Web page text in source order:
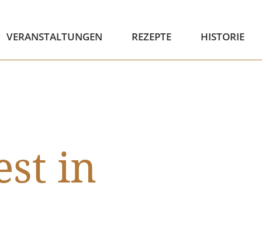
VERANSTALTUNGEN REZEPTE HISTORIE
in